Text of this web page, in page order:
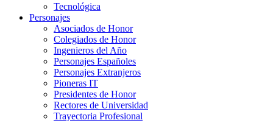
Tecnológica
Personajes
Asociados de Honor
Colegiados de Honor
Ingenieros del Año
Personajes Españoles
Personajes Extranjeros
Pioneras IT
Presidentes de Honor
Rectores de Universidad
Trayectoria Profesional